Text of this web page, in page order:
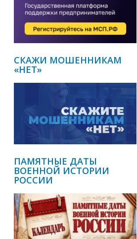
СКАЖИ МОШЕННИКАМ
«НЕТ»
ПАМЯТНЫЕ ДАТЫ
ВОЕННОЙ ИСТОРИИ
РОССИИ